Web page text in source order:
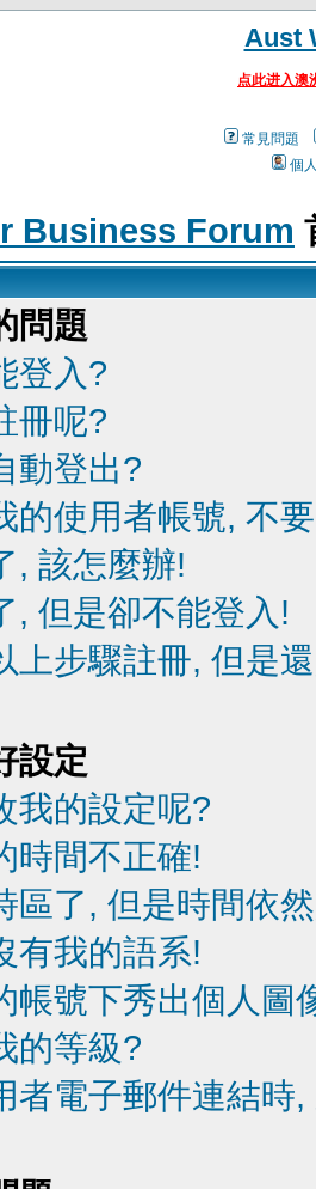
Aust
点此进入澳
常見問題
個
Business Forum
問題
登入?
冊呢?
動登出?
的使用者帳號, 不
, 該怎麼辦!
, 但是卻不能登入!
上步驟註冊, 但是
設定
我的設定呢?
時間不正確!
區了, 但是時間依
有我的語系!
帳號下秀出個人圖
的等級?
者電子郵件連結時